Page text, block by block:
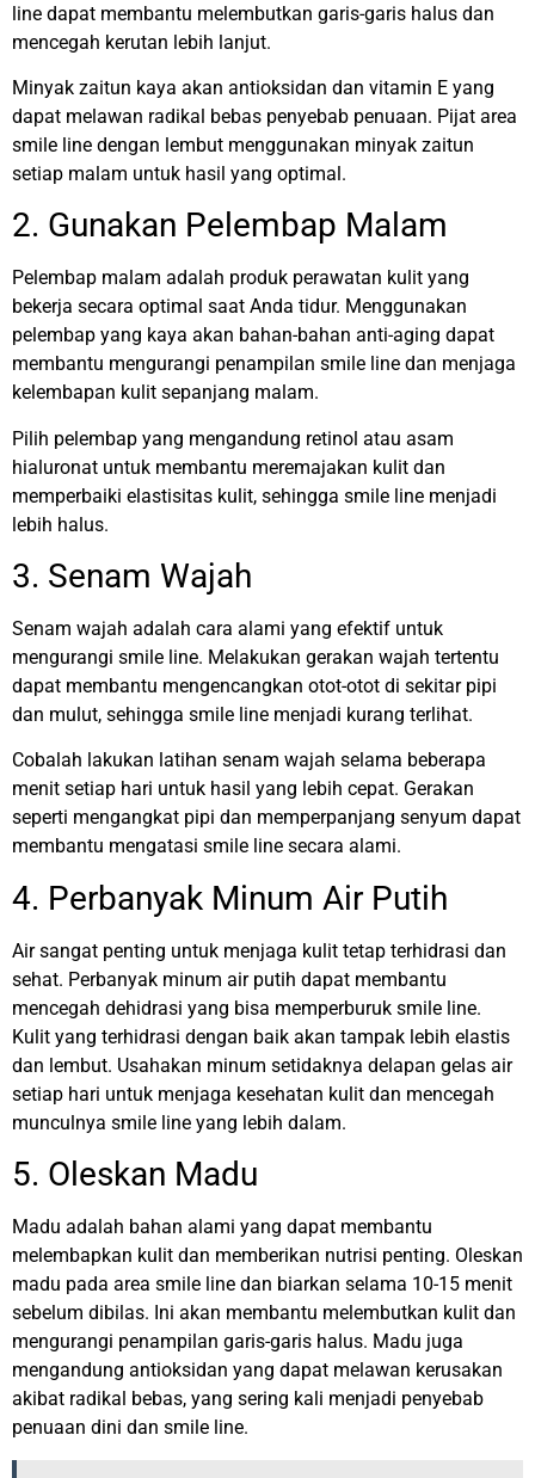
line dapat membantu melembutkan garis-garis halus dan
mencegah kerutan lebih lanjut.
Minyak zaitun kaya akan antioksidan dan vitamin E yang
dapat melawan radikal bebas penyebab penuaan. Pijat area
smile line dengan lembut menggunakan minyak zaitun
setiap malam untuk hasil yang optimal.
2. Gunakan Pelembap Malam
Pelembap malam adalah produk perawatan kulit yang
bekerja secara optimal saat Anda tidur. Menggunakan
pelembap yang kaya akan bahan-bahan anti-aging dapat
membantu mengurangi penampilan smile line dan menjaga
kelembapan kulit sepanjang malam.
Pilih pelembap yang mengandung retinol atau asam
hialuronat untuk membantu meremajakan kulit dan
memperbaiki elastisitas kulit, sehingga smile line menjadi
lebih halus.
3. Senam Wajah
Senam wajah adalah cara alami yang efektif untuk
mengurangi smile line. Melakukan gerakan wajah tertentu
dapat membantu mengencangkan otot-otot di sekitar pipi
dan mulut, sehingga smile line menjadi kurang terlihat.
Cobalah lakukan latihan senam wajah selama beberapa
menit setiap hari untuk hasil yang lebih cepat. Gerakan
seperti mengangkat pipi dan memperpanjang senyum dapat
membantu mengatasi smile line secara alami.
4. Perbanyak Minum Air Putih
Air sangat penting untuk menjaga kulit tetap terhidrasi dan
sehat. Perbanyak minum air putih dapat membantu
mencegah dehidrasi yang bisa memperburuk smile line.
Kulit yang terhidrasi dengan baik akan tampak lebih elastis
dan lembut. Usahakan minum setidaknya delapan gelas air
setiap hari untuk menjaga kesehatan kulit dan mencegah
munculnya smile line yang lebih dalam.
5. Oleskan Madu
Madu adalah bahan alami yang dapat membantu
melembapkan kulit dan memberikan nutrisi penting. Oleskan
madu pada area smile line dan biarkan selama 10-15 menit
sebelum dibilas. Ini akan membantu melembutkan kulit dan
mengurangi penampilan garis-garis halus. Madu juga
mengandung antioksidan yang dapat melawan kerusakan
akibat radikal bebas, yang sering kali menjadi penyebab
penuaan dini dan smile line.